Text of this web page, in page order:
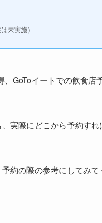
未実施）
GoToイートでの飲食店
実際にどこから予約す
約の際の参考にしてみて